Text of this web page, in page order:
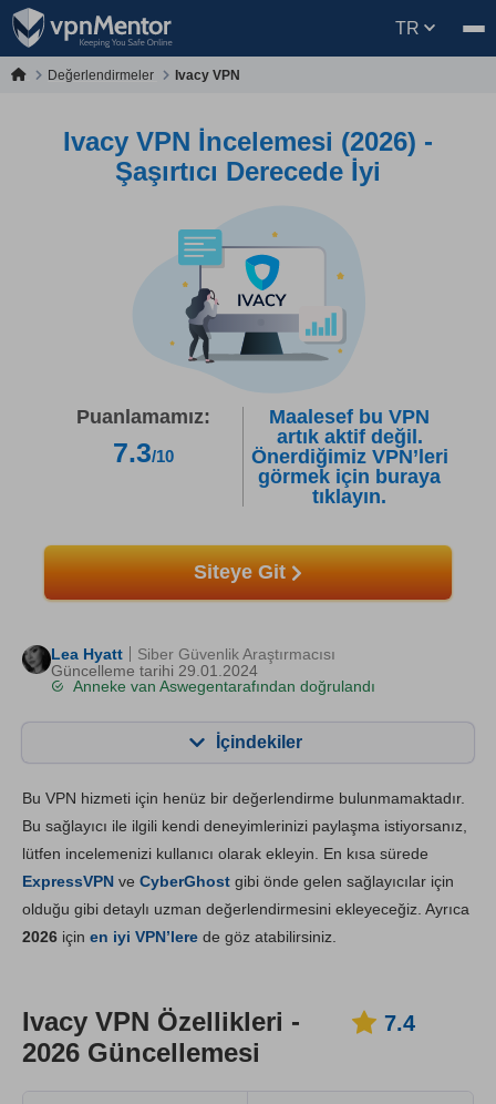
TR
Değerlendirmeler Ivacy VPN
Ivacy VPN İncelemesi (2026) -
Şaşırtıcı Derecede İyi
Puanlamamız:
7.3/10
Maalesef bu VPN
artık aktif değil.
Önerdiğimiz VPN’leri
görmek için buraya
tıklayın.
Siteye Git
Lea Hyatt
Güncelleme tarihi 29.01.2024
Anneke van Aswegentarafından doğrulandı
Siber Güvenlik Araştırmacısı
İçindekiler
Önemli Özellikler 7.4
Kurulum ve Uygulamalar 6.8
Güvenilirlik & Destek 9.4
Bu VPN hizmeti için henüz bir değerlendirme bulunmamaktadır.
Bu sağlayıcı ile ilgili kendi deneyimlerinizi paylaşma istiyorsanız,
lütfen incelemenizi kullanıcı olarak ekleyin. En kısa sürede
ExpressVPN ve CyberGhost gibi önde gelen sağlayıcılar için
olduğu gibi detaylı uzman değerlendirmesini ekleyeceğiz. Ayrıca
2026 için en iyi VPN’lere de göz atabilirsiniz.
Ivacy VPN Özellikleri -
2026 Güncellemesi
7.4